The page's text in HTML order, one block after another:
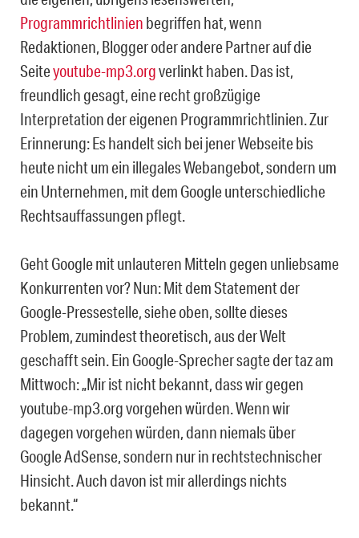
Programmrichtlinien begriffen hat, wenn
Redaktionen, Blogger oder andere Partner auf die
Seiteyoutube-mp3.orgverlinkt haben. Das ist,
freundlich gesagt, eine recht großzügige
Interpretation der eigenen Programmrichtlinien. Zur
Erinnerung: Es handelt sich bei jener Webseite bis
heute nicht um ein illegales Webangebot, sondern um
ein Unternehmen, mit dem Google unterschiedliche
Rechtsauffassungen pflegt.
Geht Google mit unlauteren Mitteln gegen unliebsame
Konkurrenten vor? Nun: Mit dem Statement der
Google-Pressestelle, siehe oben, sollte dieses
Problem, zumindest theoretisch, aus der Welt
geschafft sein. Ein Google-Sprecher sagte der taz am
Mittwoch: „Mir ist nicht bekannt, dass wir gegen
youtube-mp3.org vorgehen würden. Wenn wir
dagegen vorgehen würden, dann niemals über
Google AdSense, sondern nur in rechtstechnischer
Hinsicht. Auch davon ist mir allerdings nichts
bekannt.“